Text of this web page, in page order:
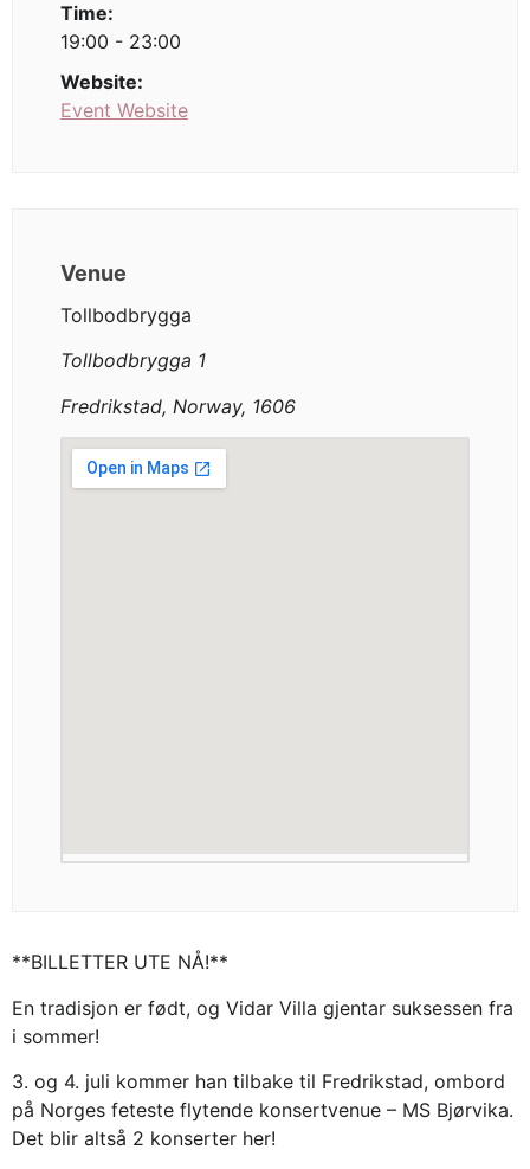
Time:
19:00 - 23:00
Website:
Event Website
Venue
Tollbodbrygga
Tollbodbrygga 1
Fredrikstad, Norway, 1606
**BILLETTER UTE NÅ!**
En tradisjon er født, og Vidar Villa gjentar suksessen fra
i sommer!
3. og 4. juli kommer han tilbake til Fredrikstad, ombord
på Norges feteste flytende konsertvenue – MS Bjørvika.
Det blir altså 2 konserter her!